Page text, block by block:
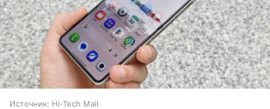
Источник: Hi-Tech Mail